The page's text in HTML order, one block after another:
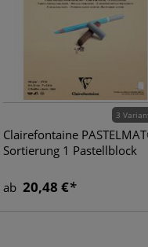
3
Clairefontaine
Sortierung 1 Pastellblock
ab 20,48 €